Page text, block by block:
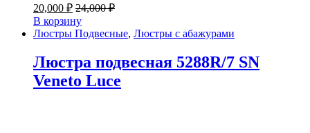
20,000 ₽ 24,000₽
В корзину
Люстры Подвесные, Люстры с абажурами
Люстра подвесная 5288R/7 SN
Veneto Luce